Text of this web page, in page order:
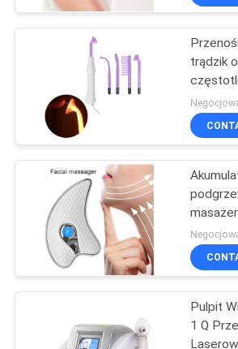
JAKOŚCI
SKONTAKTUJ
NAMI
POPROSIĆ
WYCENĘ
SITEMAP
HIFU/RF
maszyna do
pielęgnacji
trądzik
bliznę
pomocą
ze
Pulpit
1 Q